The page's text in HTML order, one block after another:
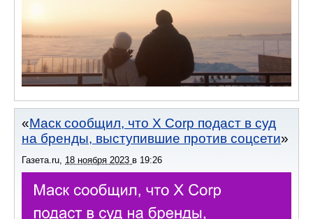
Маск сообщил, что X Corp подаст в суд
на бренды, выступившие против соцсети
Газета.ru 18 ноября 2023 в 19:26